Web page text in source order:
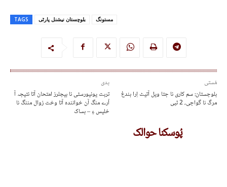
TAGS بلوچستان نیشنل پارٹی مستونگ
پدی
تربت یونیورسٹی نا بیچلرز امتحان آتا نتیجہ آ
اُرے منگ آن خوانندہ آتا وخت زوال مننگ نا
خلیس ءِ – بساک
مُستی
بلوچستان: سم کاری نا جتا ویل آتیٹ اِرا بندغ
مرگ نا گواچی، 2 ٹپی
پُوسکنا حوالک